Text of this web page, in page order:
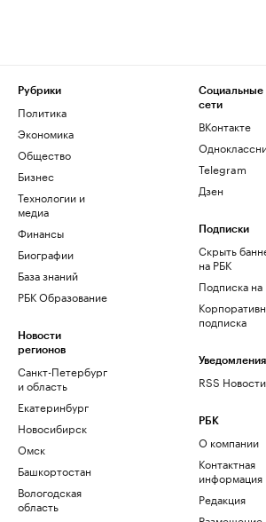
Рубрики
Политика
Экономика
Общество
Бизнес
Технологии и
медиа
Финансы
Биографии
База знаний
РБК Образование
Новости
регионов
Санкт-Петербург
и область
Екатеринбург
Новосибирск
Омск
Башкортостан
Вологодская
область
Социальные
сети
ВКонтакте
Telegram
Дзен
Подписки
Скрыть
на РБК
Подписка на
подписка
Уведомления
RSS Новости
РБК
О компании
Контактная
информация
Редакция